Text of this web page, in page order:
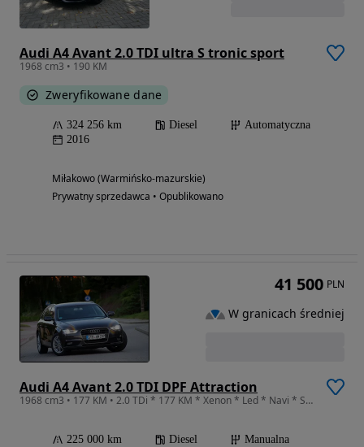
Audi A4 Avant 2.0 TDI ultra S tronic sport
1968 cm3 • 190 KM
Zweryfikowane dane
324 256 km Diesel
Automatyczna
2016
Miłakowo (Warmińsko-mazurskie)
Prywatny sprzedawca • Opublikowano
Audi A4 Avant 2.0 TDI DPF Attraction
1968 cm3 • 177 KM • 2.0 TDi * 177 KM * Xenon * Led * Navi * Serwis ASO * Niemieckie * TOP
225 000 km Diesel
Manualna
41 500 PLN
W granicach średniej